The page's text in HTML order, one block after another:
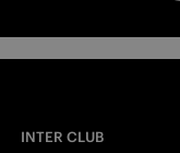
INTER CLUB